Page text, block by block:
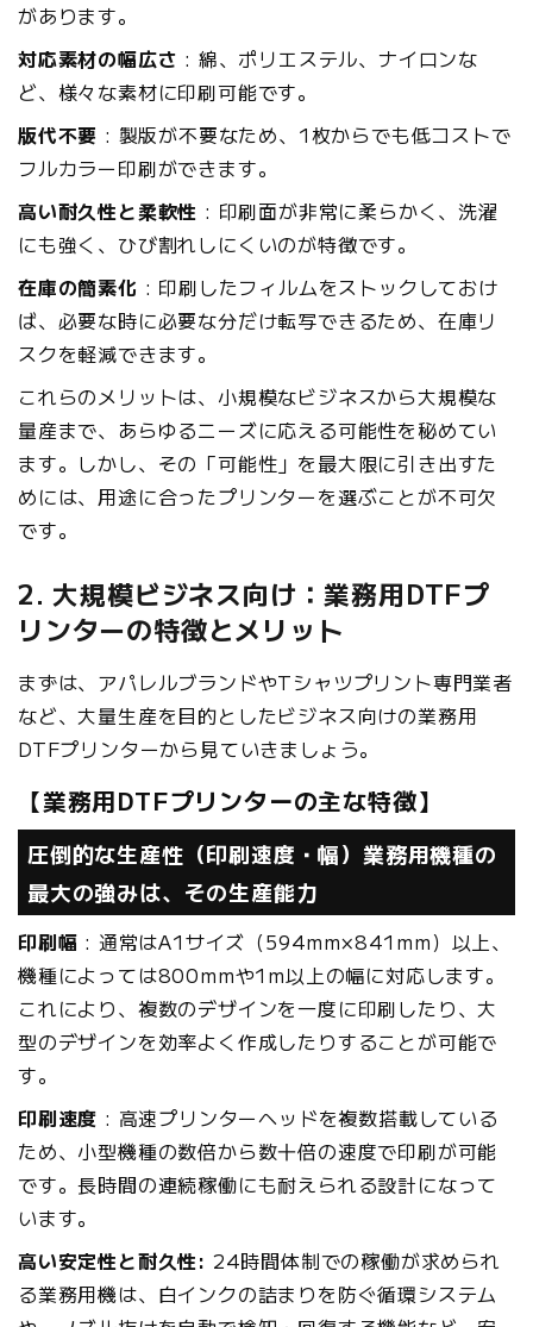
があります。
対応素材の幅広さ : 綿、ポリエステル、ナイロンな
ど、様々な素材に印刷可能です。
版代不要 : 製版が不要なため、1枚からでも低コストで
フルカラー印刷ができます。
高い耐久性と柔軟性 : 印刷面が非常に柔らかく、洗濯
にも強く、ひび割れしにくいのが特徴です。
在庫の簡素化 : 印刷したフィルムをストックしておけ
ば、必要な時に必要な分だけ転写できるため、在庫リ
スクを軽減できます。
これらのメリットは、小規模なビジネスから大規模な
量産まで、あらゆるニーズに応える可能性を秘めてい
ます。しかし、その「可能性」を最大限に引き出すた
めには、用途に合ったプリンターを選ぶことが不可欠
です。
2. 大規模ビジネス向け：業務用DTFプ
リンターの特徴とメリット
まずは、アパレルブランドやTシャツプリント専門業者
など、大量生産を目的としたビジネス向けの業務用
DTFプリンターから見ていきましょう。
【業務用DTFプリンターの主な特徴】
圧倒的な生産性（印刷速度・幅）業務用機種の
最大の強みは、その生産能力
印刷幅 : 通常はA1サイズ（594mm×841mm）以上、
機種によっては800mmや1m以上の幅に対応します。
これにより、複数のデザインを一度に印刷したり、大
型のデザインを効率よく作成したりすることが可能で
す。
印刷速度 : 高速プリンターヘッドを複数搭載している
ため、小型機種の数倍から数十倍の速度で印刷が可能
です。長時間の連続稼働にも耐えられる設計になって
います。
高い安定性と耐久性: 24時間体制での稼働が求められ
る業務用機は、白インクの詰まりを防ぐ循環システム